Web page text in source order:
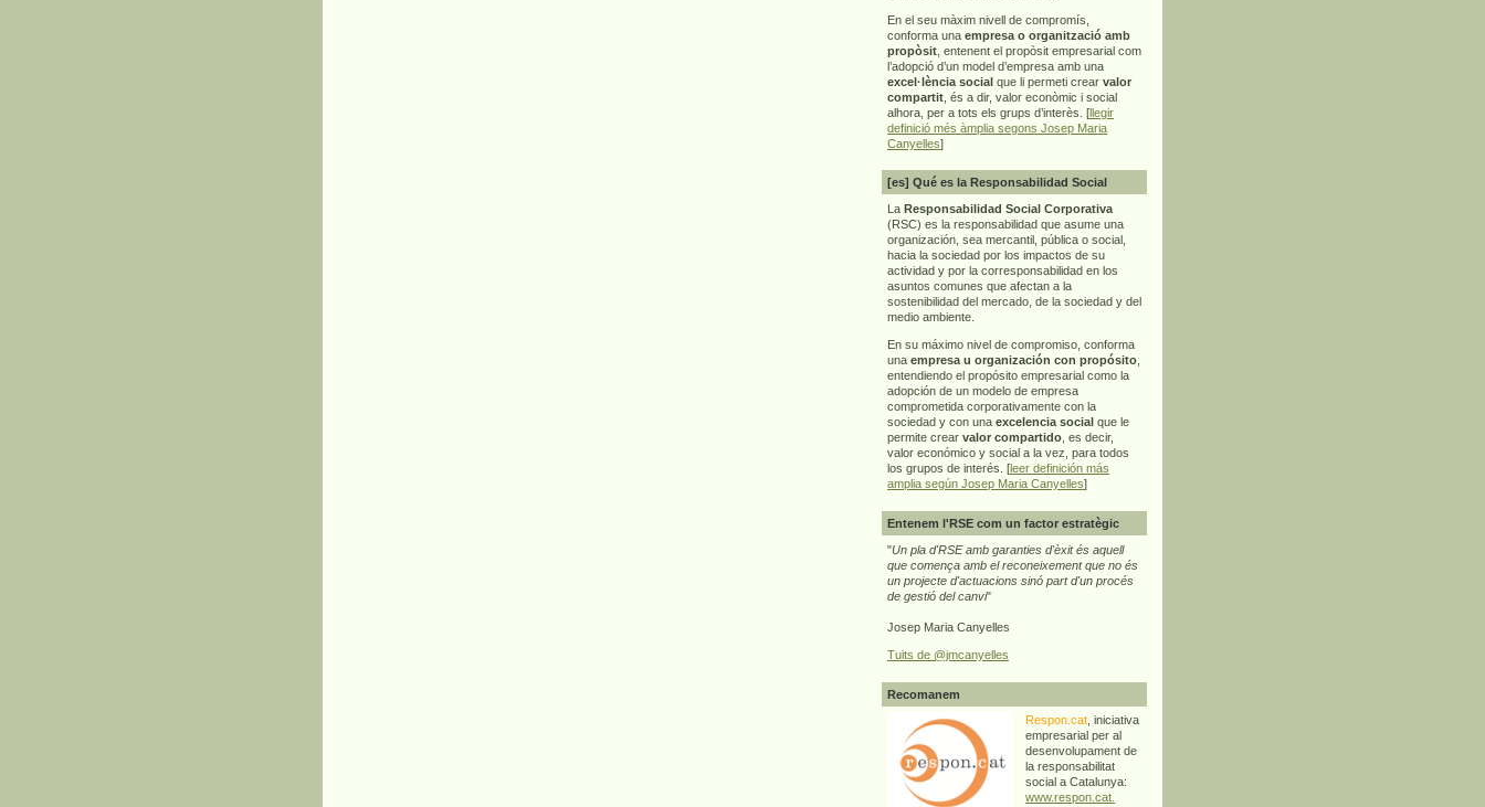
En el seu màxim nivell de compromís,
conforma una empresa o organització amb
propòsit , entenent el propòsit empresarial com
l’adopció d’un model d’empresa amb una
excel·lència social que li permeti crear valor
compartit , és a dir, valor econòmic i social
alhora, per a tots els grups d’interès. [llegir
definició més àmplia segons Josep Maria
Canyelles]
[es] Qué es la Responsabilidad Social
La Responsabilidad Social Corporativa
(RSC) es la responsabilidad que asume una
organización, sea mercantil, pública o social,
hacia la sociedad por los impactos de su
actividad y por la corresponsabilidad en los
asuntos comunes que afectan a la
sostenibilidad del mercado, de la sociedad y del
medio ambiente.
En su máximo nivel de compromiso, conforma
una empresa u organización con propósito
entendiendo el propósito empresarial como la
adopción de un modelo de empresa
comprometida corporativamente con la
sociedad y con una excelencia social que le
permite crear valor compartido , es decir,
valor económico y social a la vez, para todos
los grupos de interés. [leer definición más
amplia según Josep Maria Canyelles]
Entenem l'RSE com un factor estratègic
"Un pla d'RSE amb garanties d'èxit és aquell
que comença amb el reconeixement que no és
un projecte d'actuacions sinó part d'un procés
de gestió del canvi"
Josep Maria Canyelles
Tuits de @jmcanyelles
Recomanem
Respon.cat , iniciativa
empresarial per al
desenvolupament de
la responsabilitat
social a Catalunya:
www.respon.cat.